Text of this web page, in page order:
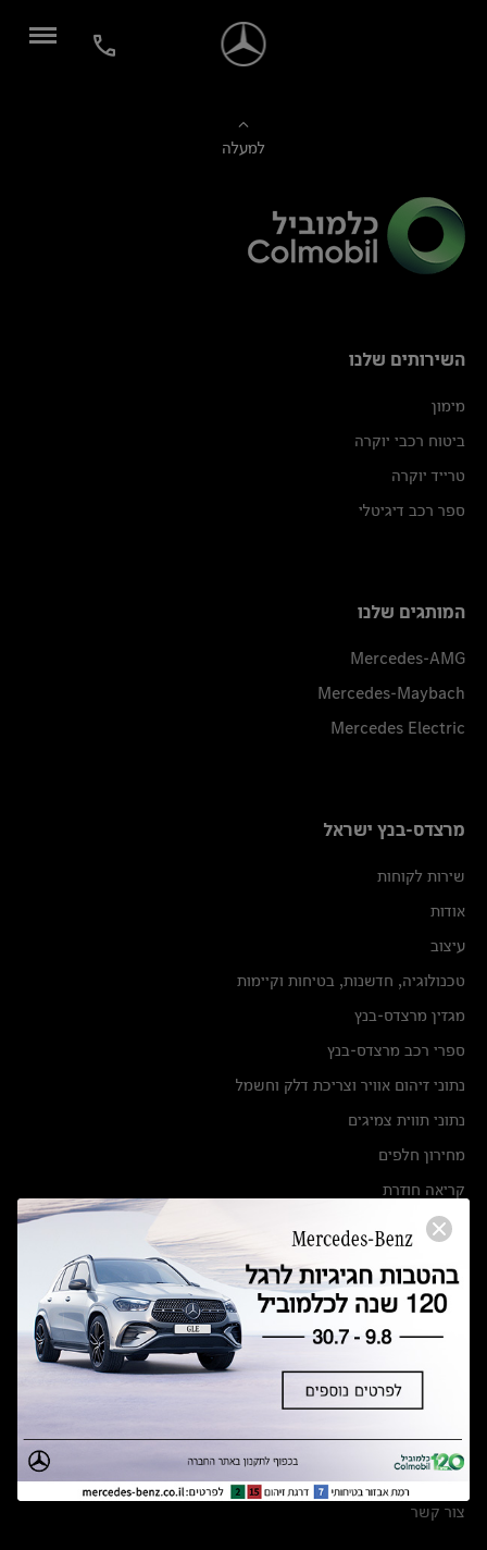
למעלה
השירותים שלנו
מימון
ביטוח רכבי יוקרה
טרייד יוקרה
ספר רכב דיגיטלי
המותגים שלנו
Mercedes-AMG
Mercedes-Maybach
Mercedes Electric
מרצדס-בנץ ישראל
שירות לקוחות
אודות
עיצוב
טכנולוגיה, חדשנות, בטיחות וקיימות
מגזין מרצדס-בנץ
ספרי רכב מרצדס-בנץ
נתוני זיהום אוויר וצריכת דלק וחשמל
נתוני תווית צמיגים
מחירון חלפים
קריאה חוזרת
הודעה על הטבות לרכבי מרצדס בהסדר פשרה בתצ 56447-02-19
תקנון ימי מכירות 120 לכלמוביל
מצאו אותנו
אולמות תצוגה
מרכזי שירות
צור קשר